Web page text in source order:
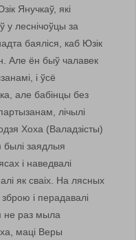
Янучкаў, які
у леснічоўцы за
баяліся, каб Юзік
Але ён быў чалавек
і ўсё
але бабінцы без
лічылі
Хоха (Валадзісты)
былі заядлыя
і наведвалі
як сваіх. На лясных
зброю і перадавалі
не раз мыла
маці Веры